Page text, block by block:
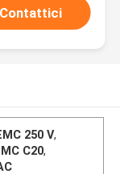
Contattici
250 V,
C20,